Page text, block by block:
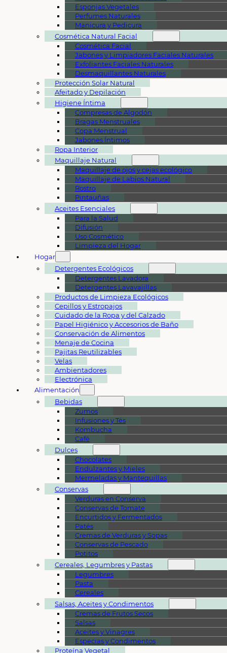
Esponjas Vegetales
Perfumes Naturales
Manicura y Pedicura
Cosmética Natural Facial
Cosmética Facial
Jabones y Limpiadores Faciales Naturales
Exfoliantes Faciales Naturales
Desmaquillantes Naturales
Protección Solar Natural
Afeitado y Depilación
Higiene Íntima
Compresas de Algodón
Bragas Menstruales
Copa Menstrual
Jabones Íntimos
Ropa Interior
Maquillaje Natural
Maquillaje de ojos y cejas ecológico
Maquillaje de Labios Natural
Rostro
Pintauñas
Aceites Esenciales
Para la Salud
Difusión
Uso Cosmético
Limpieza del Hogar
Hogar
Detergentes Ecológicos
Detergentes Lavadora
Detergentes Lavavajillas
Productos de Limpieza Ecológicos
Cepillos y Estropajos
Cuidado de la Ropa y del Calzado
Papel Higiénico y Accesorios de Baño
Conservación de Alimentos
Menaje de Cocina
Pajitas Reutilizables
Velas
Ambientadores
Electrónica
Alimentación
Bebidas
Zumos
Infusiones y Tés
Kombucha
Café
Dulces
Chocolates
Endulzantes y Mieles
Mermeladas y Mantequillas
Conservas
Verduras en Conserva
Conservas de Tomate
Encurtidos y Fermentados
Patés
Cremas de Verduras y Sopas
Conservas de Pescado
Potitos
Cereales, Legumbres y Pastas
Legumbres
Pasta
Cereales
Salsas, Aceites y Condimentos
Cremas de Frutos Secos
Salsas
Aceites y Vinagres
Especias y Condimentos
Proteína Vegetal